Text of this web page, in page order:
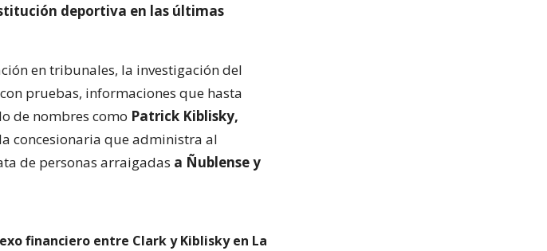
deportiva en las últimas
en tribunales, la investigación del
pruebas, informaciones que hasta
de nombres como Patrick Kiblisky,
concesionaria que administra al
de personas arraigadas a Ñublense y
financiero entre Clark y Kiblisky en La